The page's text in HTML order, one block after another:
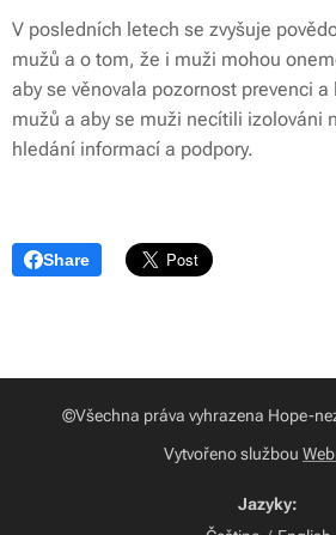
V posledních letech se zvyšuje
mužů a o tom, že i muži mohou
aby se věnovala pozornost prevenci a
mužů a aby se muži necítili izolováni
hledání informací a podpory.
Share
©Všechna práva vyhrazena Hope-
Vytvořeno službou
Jazyky